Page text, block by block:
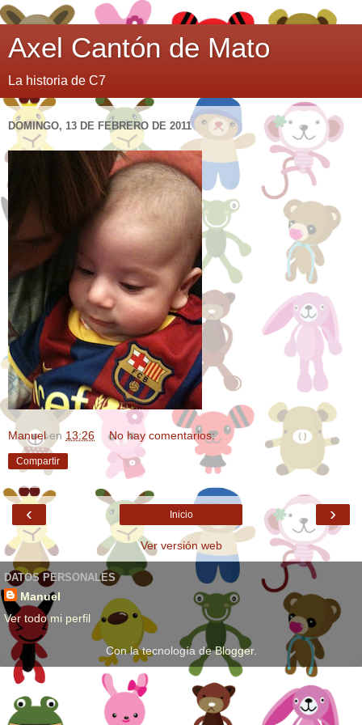
Axel Cantón de Mato
La historia de C7
DOMINGO, 13 DE FEBRERO DE 2011
Manuel en 13:26 No hay comentarios:
Compartir
‹ ›
Inicio
Ver versión web
DATOS PERSONALES
Manuel
Ver todo mi perfil
Con la tecnología deBlogger.